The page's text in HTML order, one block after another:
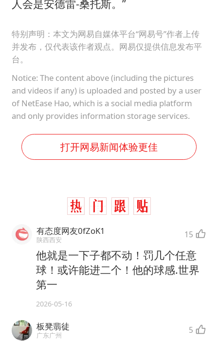
人会是安德雷-桑托斯。”
特别声明：本文为网易自媒体平台“网易号”作者上传
并发布，仅代表该作者观点。网易仅提供信息发布平
台。
Notice: The content above (including the pictures
and videos if any) is uploaded and posted by a user
of NetEase Hao, which is a social media platform
and only provides information storage services.
打开网易新闻体验更佳
有态度网友0fZoK1
陕西西安 15
他就是一下子都不动！罚几个任意
球！或许能进二个！他的球感.世界
第一
2026-05-16
板凳翡徒
广东广州 5